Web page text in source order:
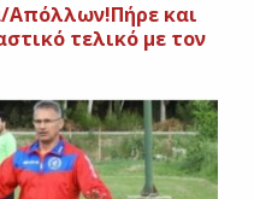
και
τελικό με τον